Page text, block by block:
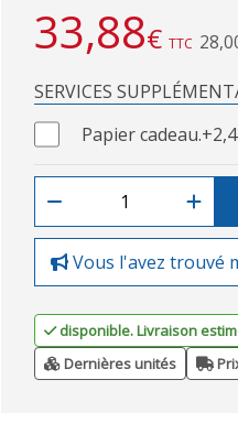
33,88€ TTC
SERVICES
Papier cadeau.
Vous l'avez trouvé
disponible. Livraison
Dernières unités